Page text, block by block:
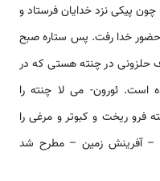
پیکی نزد خدایان فرستاد و
حضور خدا رفت. پس ستاره صبح
در چنته هستی که در
است. ئورون- می لا چنته را
فرو ریخت و کبوتر و مرغی را
– آفرینش زمین – مطرح شد